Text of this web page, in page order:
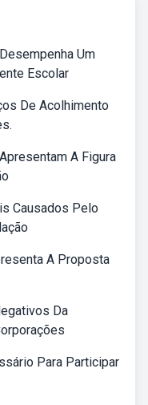
Um
Escolar
De Acolhimento
A Figura
Causados Pelo
A Proposta
Da
Para Participar